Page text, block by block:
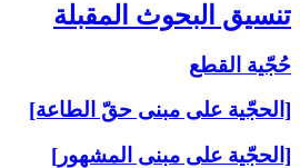
تنسيق البحوث المقبلة
حُجّية القطع
[الحجّية على مبنى حقّ الطاعة]
[الحجّية على مبنى المشهور]